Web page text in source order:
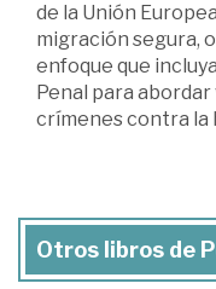
de la Unión
migración segura,
enfoque que
Penal para
crímenes contra la
Otros libros de